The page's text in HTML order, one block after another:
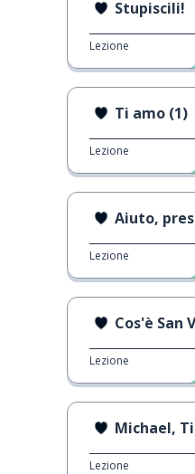
Stupiscili!
Lezione
Ti amo (1)
Lezione
Aiuto,
Lezione
Cos'è San
Lezione
Michael,
Lezione